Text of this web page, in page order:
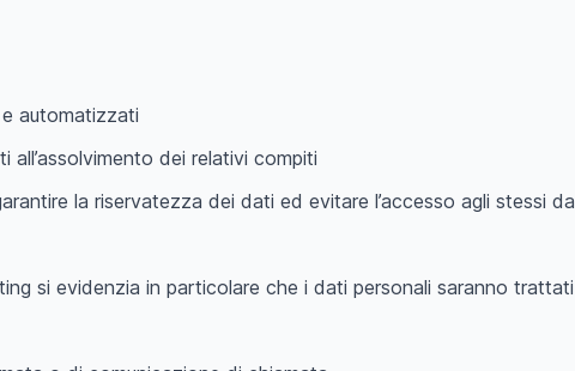
e automatizzati
dei relativi compiti
la riservatezza dei dati ed evitare l’accesso agli stessi da
si evidenzia in particolare che i dati personali saranno trattati